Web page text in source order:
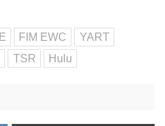
FIM EWC
YART
TSR Hulu